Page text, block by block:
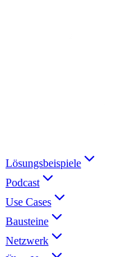
Lösungsbeispiele
Podcast
Use Cases
Bausteine
Netzwerk